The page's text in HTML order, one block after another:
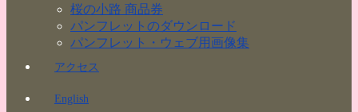
桜の小路 商品券
パンフレットのダウンロード
パンフレット・ウェブ用画像集
アクセス
English